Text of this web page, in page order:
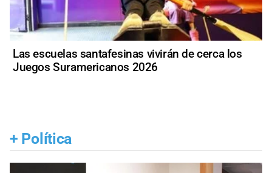
Las escuelas santafesinas vivirán de cerca los
Juegos Suramericanos 2026
+ Política